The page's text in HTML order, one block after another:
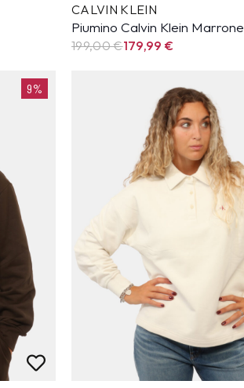
CALVIN KLEIN
Piumino Calvin Klein Marrone
199,00 €179,99€
9%